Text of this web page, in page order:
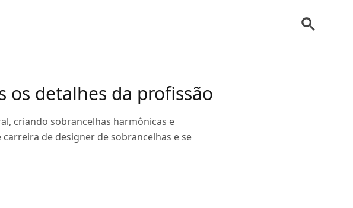
os detalhes da profissão
criando sobrancelhas harmônicas e
de designer de sobrancelhas e se